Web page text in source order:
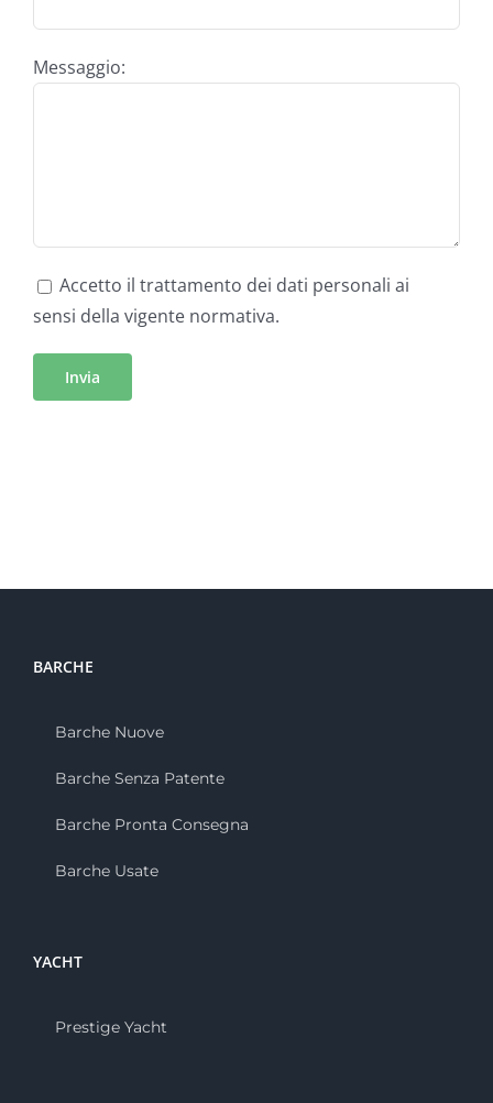
Messaggio:
Accetto il trattamento dei dati personali ai
sensi della vigente normativa.
BARCHE
Barche Nuove
Barche Senza Patente
Barche Pronta Consegna
Barche Usate
YACHT
Prestige Yacht